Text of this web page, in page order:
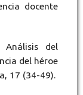
docente
Análisis del
del héroe
17 (34-49).